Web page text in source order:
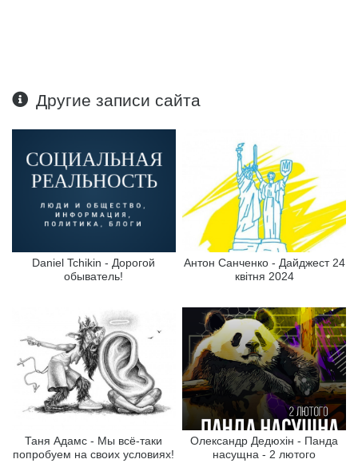
Другие записи сайта
Daniel Tchikin - Дорогой
обыватель!
Антон Санченко - Дайджест 24
квітня 2024
Таня Адамс - Мы всё-таки
попробуем на своих условиях!
Олександр Дедюхін - Панда
насущна - 2 лютого